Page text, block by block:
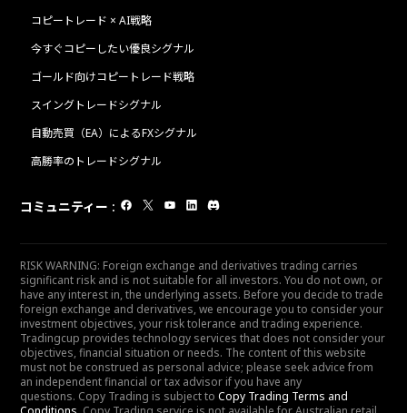
コピートレード × AI戦略
今すぐコピーしたい優良シグナル
ゴールド向けコピートレード戦略
スイングトレードシグナル
自動売買（EA）によるFXシグナル
高勝率のトレードシグナル
コミュニティー :
RISK WARNING: Foreign exchange and derivatives trading carries
significant risk and is not suitable for all investors. You do not own, or
have any interest in, the underlying assets. Before you decide to trade
foreign exchange and derivatives, we encourage you to consider your
investment objectives, your risk tolerance and trading experience.
Tradingcup provides technology services that does not consider your
objectives, financial situation or needs. The content of this website
must not be construed as personal advice; please seek advice from
an independent financial or tax advisor if you have any
questions. Copy Trading is subject to Copy Trading Terms and